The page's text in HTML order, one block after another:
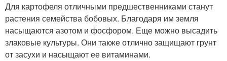
Для картофеля отличными предшественниками станут
растения семейства бобовых. Благодаря им земля
насыщаются азотом и фосфором. Еще можно высадить
злаковые культуры. Они также отлично защищают грунт
от засухи и насыщают ее витаминами.